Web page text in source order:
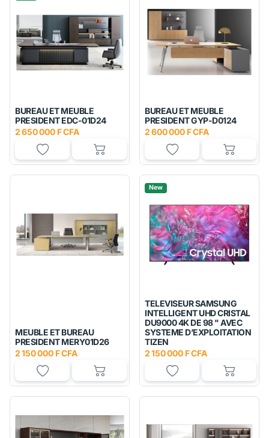
BUREAU ET MEUBLE
PRESIDENT EDC-01D24
2 650 000 F CFA
BUREAU ET MEUBLE
PRESIDENT GYP-D0124
2 600 000 F CFA
MEUBLE ET BUREAU
PRESIDENT MERY01D26
2 150 000 F CFA
New
TELEVISEUR SAMSUNG
INTELLIGENT UHD CRISTAL
DU9000 4K DE 98 " AVEC
SYSTEME D’EXPLOITATION
TIZEN
2 150 000 F CFA